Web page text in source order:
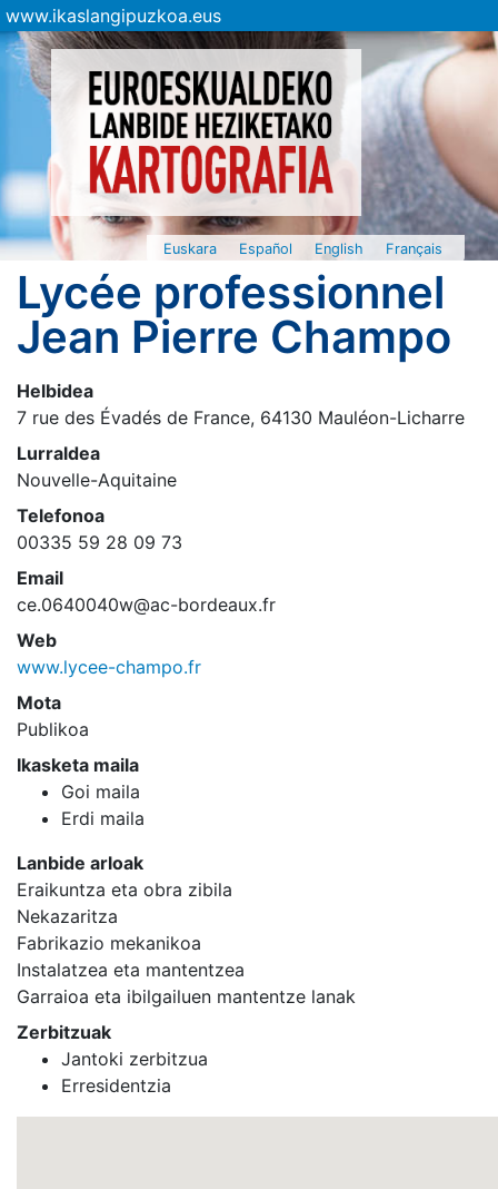
www.ikaslangipuzkoa.eus
Euskara Español English Français
Lycée professionnel
Jean Pierre Champo
Helbidea
7 rue des Évadés de France, 64130 Mauléon-Licharre
Lurraldea
Nouvelle-Aquitaine
Telefonoa
00335 59 28 09 73
Email
ce.0640040w@ac-bordeaux.fr
Web
www.lycee-champo.fr
Mota
Publikoa
Ikasketa maila
Goi maila
Erdi maila
Lanbide arloak
Eraikuntza eta obra zibila
Nekazaritza
Fabrikazio mekanikoa
Instalatzea eta mantentzea
Garraioa eta ibilgailuen mantentze lanak
Zerbitzuak
Jantoki zerbitzua
Erresidentzia